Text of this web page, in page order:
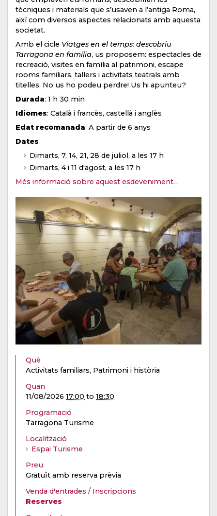
tècniques i materials que s’usaven a l’antiga Roma,
així com diversos aspectes relacionats amb aquesta
societat.
Amb el cicle Viatges en el temps: descobriu
Tarragona en família, us proposem: espectacles de
recreació, visites en família al patrimoni, escape
rooms familiars, tallers i activitats teatrals amb
titelles. No us ho podeu perdre! Us hi apunteu?
Durada: 1 h 30 min
Idiomes: Català i francès, castellà i anglès
Edat recomanada: A partir de 6 anys
Dates
Dimarts, 7, 14, 21, 28 de juliol, a les 17 h
Dimarts, 4 i 11 d'agost, a les 17 h
Més informació sobre aquest esdeveniment…
Què
Activitats familiars, Patrimoni i història
Quan
11/08/2026 17:00 to 18:30
Programació
Tarragona Turisme
Localització
Espai Turisme
Preu
Gratuït amb reserva prèvia
Venda d'entrades / Inscripcions
Reserves